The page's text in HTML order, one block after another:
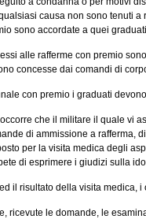
causa non sono tenuti
sono accordate a quei
alle rafferme con premio
concesse dai comandi di
con premio i graduati
che il militare il quale vi
di ammissione a rafferma,
per la visita medica degli
di esprimere i giudizi sulla
risultato della visita medica, i
le domande, le